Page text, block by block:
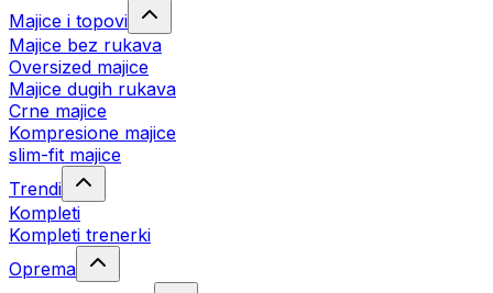
Majice i topovi
Majice bez rukava
Oversized majice
Majice dugih rukava
Crne majice
Kompresione majice
slim-fit majice
Trendi
Kompleti
Kompleti trenerki
Oprema